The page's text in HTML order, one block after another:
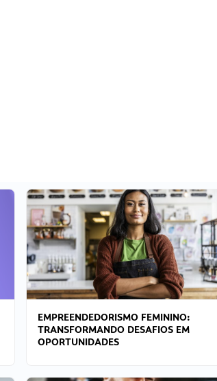
EMPREENDEDORISMO FEMININO:
TRANSFORMANDO DESAFIOS EM
OPORTUNIDADES